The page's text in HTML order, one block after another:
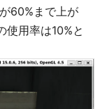
60%まで上が
使用率は10%と